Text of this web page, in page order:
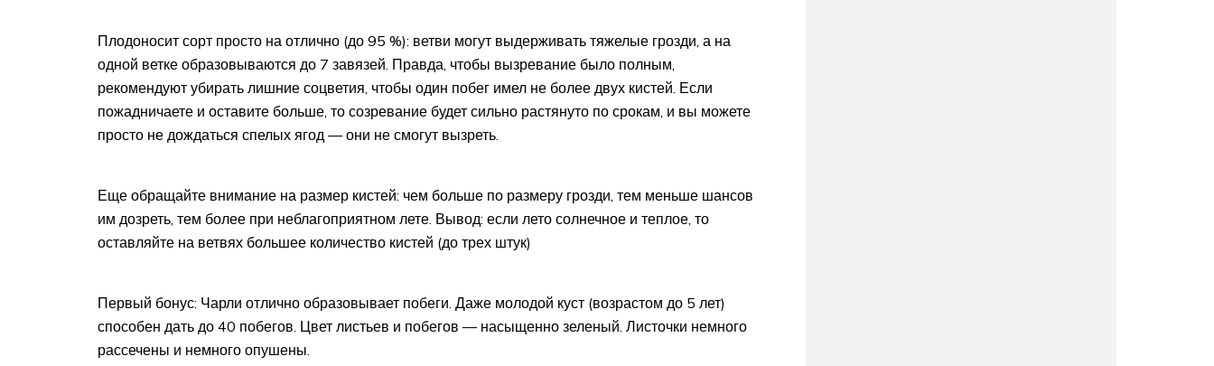
Плодоносит сорт просто на отлично (до 95 %): ветви могут выдерживать тяжелые грозди, а на
одной ветке образовываются до 7 завязей. Правда, чтобы вызревание было полным,
рекомендуют убирать лишние соцветия, чтобы один побег имел не более двух кистей. Если
пожадничаете и оставите больше, то созревание будет сильно растянуто по срокам, и вы можете
просто не дождаться спелых ягод — они не смогут вызреть.
Еще обращайте внимание на размер кистей: чем больше по размеру грозди, тем меньше шансов
им дозреть, тем более при неблагоприятном лете. Вывод: если лето солнечное и теплое, то
оставляйте на ветвях большее количество кистей (до трех штук)
Первый бонус: Чарли отлично образовывает побеги. Даже молодой куст (возрастом до 5 лет)
способен дать до 40 побегов. Цвет листьев и побегов — насыщенно зеленый. Листочки немного
рассечены и немного опушены.